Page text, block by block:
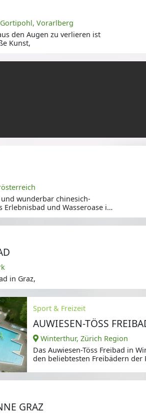
Vorarlberg
den Augen zu verlieren ist
Kunst,
wunderbar chinesich-
Erlebnisbad und Wasseroase in
in Graz,
Sport & Freizeit
AUWIESEN-TÖSS
Winterthur, Zürich Region
Das Auwiesen-Töss Freibad in
den beliebtesten Freibädern der
Sommertag.
GRAZ